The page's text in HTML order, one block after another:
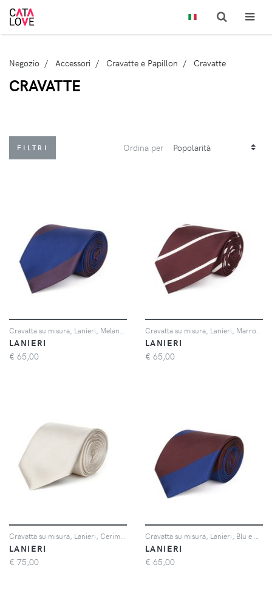
Negozio Accessori Cravatte e Papillon Cravatte
CRAVATTE
FILTRI Ordina per
Cravatta su misura, Lanieri, Melanzana e Bianca Regimental in twill di Seta, Quattro Stagioni | Lanieri
LANIERI
€ 65,00
Cravatta su misura, Lanieri, Marrone Floreale in twill di Seta, Quattro Stagioni | Lanieri
LANIERI
€ 65,00
Cravatta su misura, Lanieri, Cerimonia Argento Raso, Quattro Stagioni | Lanieri
LANIERI
€ 75,00
Cravatta su misura, Lanieri, Blu e Bianco Regimental in twill di Seta, Quattro Stagioni | Lanieri
LANIERI
€ 65,00